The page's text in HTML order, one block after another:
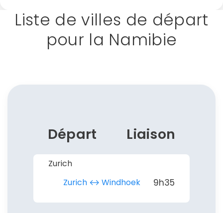
Liste de villes de départ
pour la Namibie
Départ Liaison
Zurich
Zurich ↔︎ Windhoek
9h35